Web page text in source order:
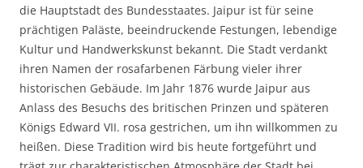
die Hauptstadt des Bundesstaates. Jaipur ist für seine
prächtigen Paläste, beeindruckende Festungen, lebendige
Kultur und Handwerkskunst bekannt. Die Stadt verdankt
ihren Namen der rosafarbenen Färbung vieler ihrer
historischen Gebäude. Im Jahr 1876 wurde Jaipur aus
Anlass des Besuchs des britischen Prinzen und späteren
Königs Edward VII. rosa gestrichen, um ihn willkommen zu
heißen. Diese Tradition wird bis heute fortgeführt und